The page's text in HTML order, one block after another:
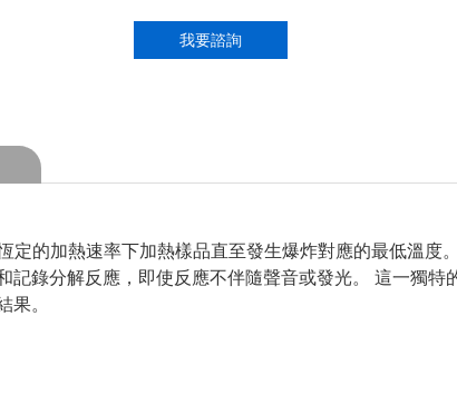
我要諮詢
定的加熱速率下加熱樣品直至發生爆炸對應的最低溫度
記錄分解反應，即使反應不伴隨聲音或發光。 這一獨特
。